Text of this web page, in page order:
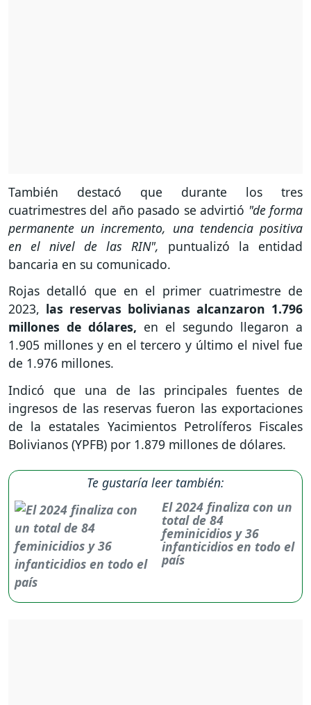
También destacó que durante los tres
cuatrimestres del año pasado se advirtió "de forma
permanente un incremento, una tendencia positiva
en el nivel de las RIN", puntualizó la entidad
bancaria en su comunicado.
Rojas detalló que en el primer cuatrimestre de
2023, las reservas bolivianas alcanzaron 1.796
millones de dólares, en el segundo llegaron a
1.905 millones y en el tercero y último el nivel fue
de 1.976 millones.
Indicó que una de las principales fuentes de
ingresos de las reservas fueron las exportaciones
de la estatales Yacimientos Petrolíferos Fiscales
Bolivianos (YPFB) por 1.879 millones de dólares.
Te gustaría leer también:
El 2024 finaliza con un
total de 84
feminicidios y 36
infanticidios en todo el
país